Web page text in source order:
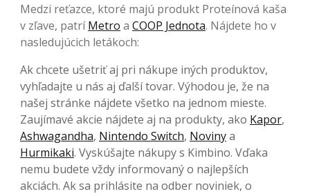
Medzi reťazce, ktoré majú produkt Proteínová kaša
v zľave, patríMetro a COOP Jednota. Nájdete ho v
nasledujúcich letákoch:
Ak chcete ušetriť aj pri nákupe iných produktov,
vyhľadajte u nás aj ďalší tovar. Výhodou je, že na
našej stránke nájdete všetko na jednom mieste.
Zaujímavé akcie nájdete aj na produkty, ako Kapor,
Ashwagandha, Nintendo Switch, Novinya
Hurmikaki. Vyskúšajte nákupy s Kimbino. Vďaka
nemu budete vždy informovaný o najlepších
akciách. Ak sa prihlásite na odber noviniek, o